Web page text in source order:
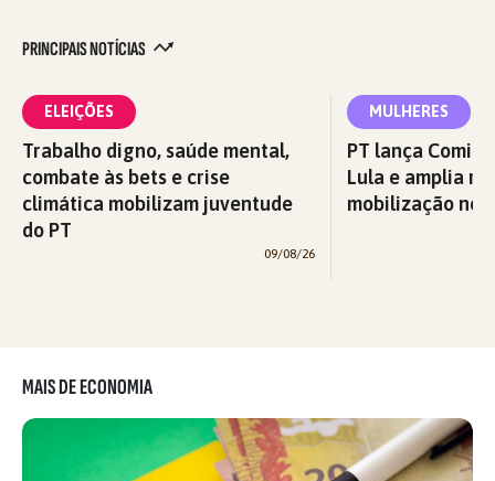
PRINCIPAIS NOTÍCIAS
ELEIÇÕES
Trabalho digno, saúde mental,
combate às bets e crise
climática mobilizam juventude
do PT
09/08/26
MULHERES
PT lança
Lula e amplia
mobilização
MAIS DE ECONOMIA